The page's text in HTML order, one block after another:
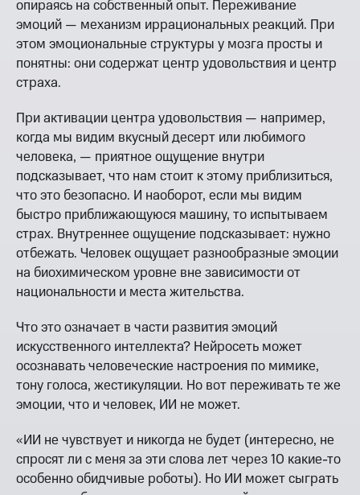
опираясь на собственный опыт. Переживание
эмоций — механизм иррациональных реакций. При
этом эмоциональные структуры у мозга просты и
понятны: они содержат центр удовольствия и центр
страха.
При активации центра удовольствия — например,
когда мы видим вкусный десерт или любимого
человека, — приятное ощущение внутри
подсказывает, что нам стоит к этому приблизиться,
что это безопасно. И наоборот, если мы видим
быстро приближающуюся машину, то испытываем
страх. Внутреннее ощущение подсказывает: нужно
отбежать. Человек ощущает разнообразные эмоции
на биохимическом уровне вне зависимости от
национальности и места жительства.
Что это означает в части развития эмоций
искусственного интеллекта? Нейросеть может
осознавать человеческие настроения по мимике,
тону голоса, жестикуляции. Но вот переживать те же
эмоции, что и человек, ИИ не может.
«ИИ не чувствует и никогда не будет (интересно, не
спросят ли с меня за эти слова лет через 10 какие-то
особенно обидчивые роботы). Но ИИ может сыграть